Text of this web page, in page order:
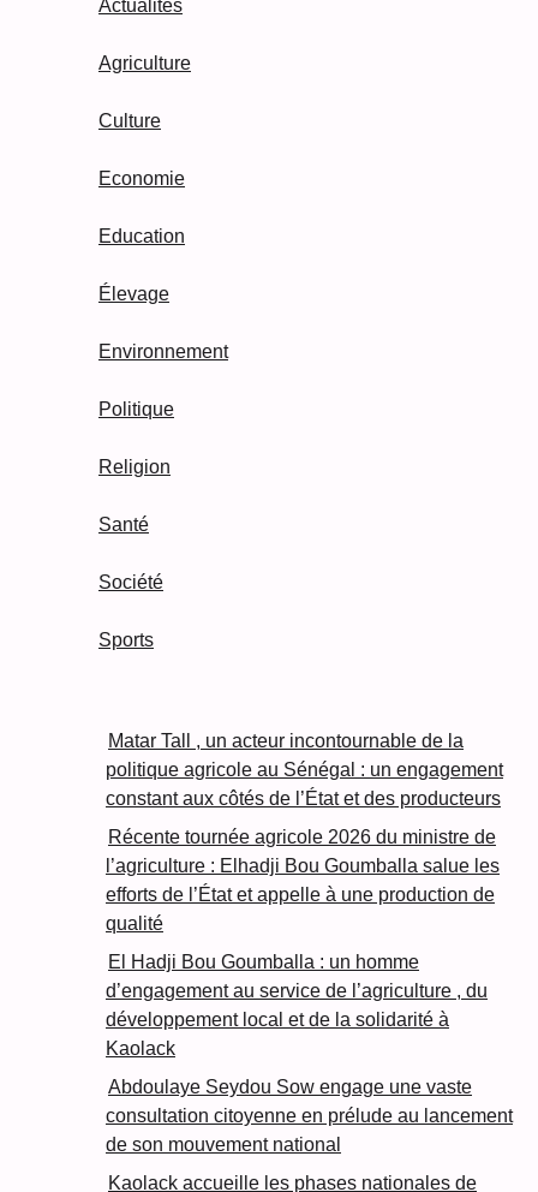
Actualités
Agriculture
Culture
Economie
Education
Élevage
Environnement
Politique
Religion
Santé
Société
Sports
Matar Tall , un acteur incontournable de la
politique agricole au Sénégal : un engagement
constant aux côtés de l’État et des producteurs
Récente tournée agricole 2026 du ministre de
l’agriculture : Elhadji Bou Goumballa salue les
efforts de l’État et appelle à une production de
qualité
El Hadji Bou Goumballa : un homme
d’engagement au service de l’agriculture , du
développement local et de la solidarité à
Kaolack
Abdoulaye Seydou Sow engage une vaste
consultation citoyenne en prélude au lancement
de son mouvement national
Kaolack accueille les phases nationales de